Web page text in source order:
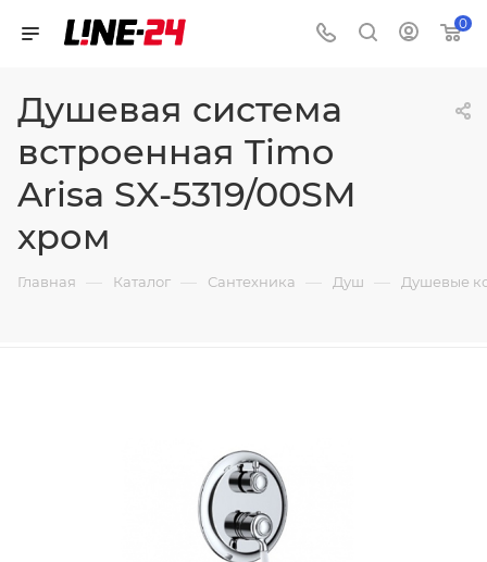
0
Душевая система
встроенная Timo
Arisa SX-5319/00SM
хром
Главная — Каталог — Сантехника — Душ — Душевые